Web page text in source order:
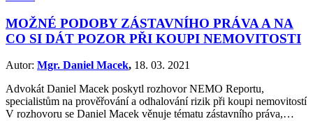
MOŽNÉ PODOBY ZÁSTAVNÍHO PRÁVA A NA
CO SI DÁT POZOR PŘI KOUPI NEMOVITOSTI
Autor: Mgr. Daniel Macek, 18. 03. 2021
Advokát Daniel Macek poskytl rozhovor NEMO Reportu,
specialistům na prověřování a odhalování rizik při koupi nemovitostí
V rozhovoru se Daniel Macek věnuje tématu zástavního práva,…